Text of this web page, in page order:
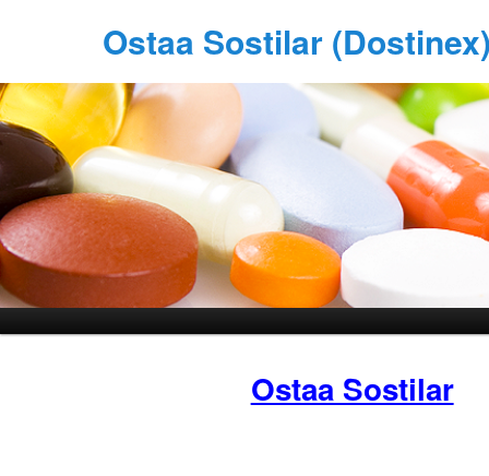
Ostaa Sostilar
Ostaa Sostilar